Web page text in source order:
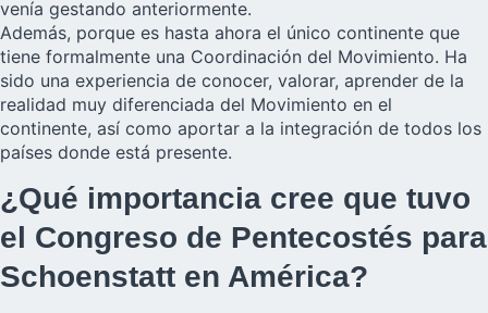
venía gestando anteriormente.
Además, porque es hasta ahora el único continente que
tiene formalmente una Coordinación del Movimiento. Ha
sido una experiencia de conocer, valorar, aprender de la
realidad muy diferenciada del Movimiento en el
continente, así como aportar a la integración de todos los
países donde está presente.
¿Qué importancia cree que tuvo
el Congreso de Pentecostés para
Schoenstatt en América?